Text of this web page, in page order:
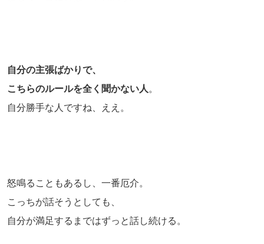
自分の主張ばかりで、
こちらのルールを全く聞かない人 。
自分勝手な人ですね、ええ。
怒鳴ることもあるし、一番厄介。
こっちが話そうとしても、
自分が満足するまではずっと話し続ける。